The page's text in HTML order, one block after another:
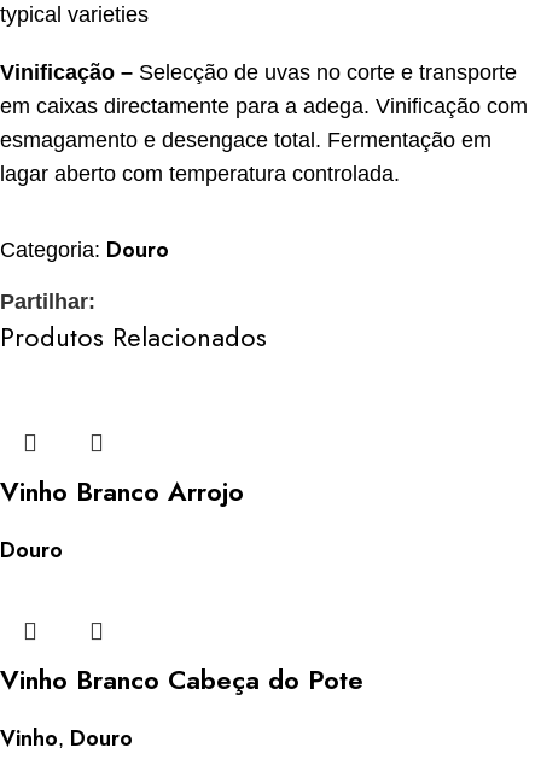
typical varieties
Vinificação – Selecção de uvas no corte e transporte
em caixas directamente para a adega. Vinificação com
esmagamento e desengace total. Fermentação em
lagar aberto com temperatura controlada.
Categoria: Douro
Partilhar:
Produtos Relacionados
Vinho Branco Arrojo
Douro
Vinho Branco Cabeça do Pote
Vinho, Douro